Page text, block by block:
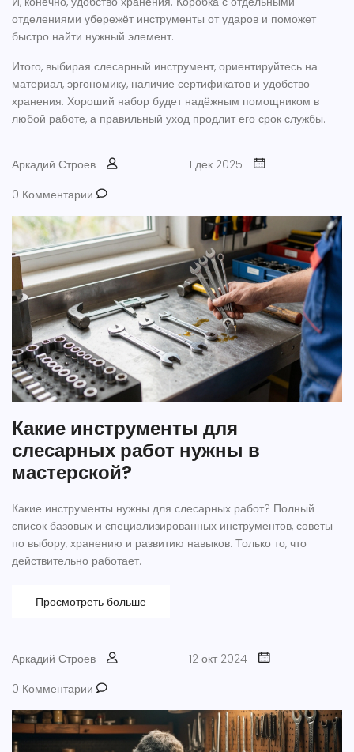
отделениями убережёт инструменты от ударов и поможет
быстро найти нужный элемент.
Итого, выбирая слесарный инструмент, ориентируйтесь на
материал, эргономику, наличие сертификатов и удобство
хранения. Хороший набор будет надёжным помощником в
любой работе, а правильный уход продлит его срок службы.
Аркадий Строев
1 дек 2025
0 Комментарии
Какие инструменты для
слесарных работ нужны в
мастерской?
Какие инструменты нужны для слесарных работ? Полный
список базовых и специализированных инструментов, советы
по выбору, хранению и развитию навыков. Только то, что
действительно работает.
Просмотреть больше
Аркадий Строев
12 окт 2024
0 Комментарии